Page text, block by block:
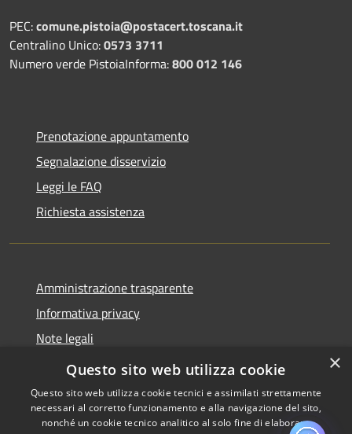
PEC:comune.pistoia@postacert.toscana.it
Centralino Unico:0573 3711
Numero verde PistoiaInforma:800 012 146
Prenotazione appuntamento
Segnalazione disservizio
Leggi le FAQ
Richiesta assistenza
Amministrazione trasparente
Informativa privacy
Note legali
Dichiarazione di accessibilità
×
Questo sito web utilizza cookie
Questo sito web utilizza cookie tecnici e assimilati strettamente
necessari al corretto funzionamento e alla navigazione del sito,
nonché un cookie tecnico analitico al solo fine di elaborare